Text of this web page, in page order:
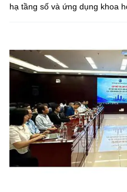
hạ tầng số và ứng dụng khoa